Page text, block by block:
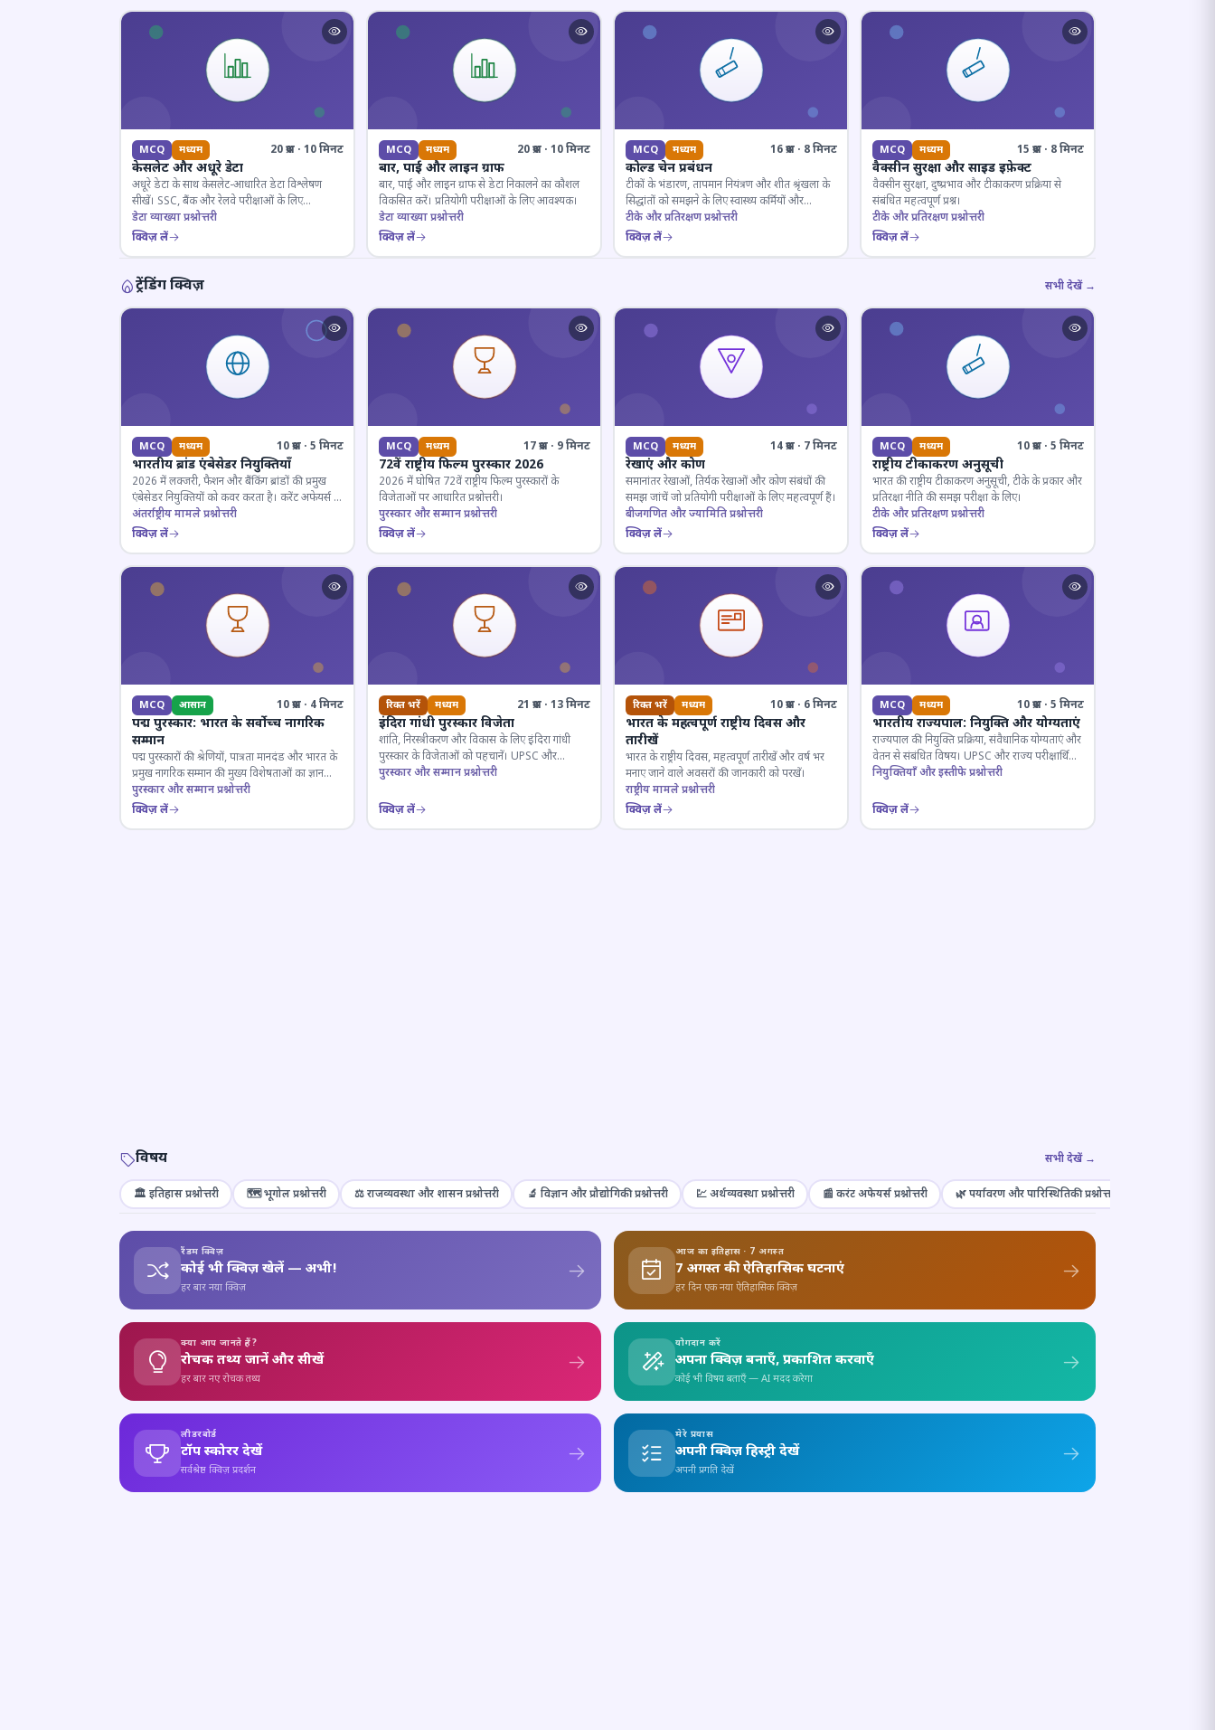
MCQ मध्यम 20 प्रश्न · 10 मिनट
केसलेट और अधूरे डेटा
अधूरे डेटा के साथ केसलेट-आधारित डेटा विश्लेषण
सीखें। SSC, बैंक और रेलवे परीक्षाओं के लिए
महत्वपूर्ण।
डेटा व्याख्या प्रश्नोत्तरी
क्विज़ लें
MCQ मध्यम 20 प्रश्न · 10 मिनट
बार, पाई और लाइन ग्राफ
बार, पाई और लाइन ग्राफ से डेटा निकालने का कौशल
विकसित करें। प्रतियोगी परीक्षाओं के लिए आवश्यक।
डेटा व्याख्या प्रश्नोत्तरी
क्विज़ लें
MCQ मध्यम 16 प्रश्न · 8 मिनट
कोल्ड चेन प्रबंधन
टीकों के भंडारण, तापमान नियंत्रण और शीत श्रृंखला के
सिद्धांतों को समझने के लिए स्वास्थ्य कर्मियों और
परीक्षार्थियों के लिए महत्वपूर्ण।
टीके और प्रतिरक्षण प्रश्नोत्तरी
क्विज़ लें
MCQ मध्यम 15 प्रश्न · 8 मिनट
वैक्सीन सुरक्षा और साइड इफ़ेक्ट
वैक्सीन सुरक्षा, दुष्प्रभाव और टीकाकरण प्रक्रिया से
संबंधित महत्वपूर्ण प्रश्न।
टीके और प्रतिरक्षण प्रश्नोत्तरी
क्विज़ लें
ट्रेंडिंग क्विज़ सभी देखें →
MCQ मध्यम 10 प्रश्न · 5 मिनट
भारतीय ब्रांड एंबेसेडर नियुक्तियाँ
2026 में लक्जरी, फैशन और बैंकिंग ब्रांडों की प्रमुख
एंबेसेडर नियुक्तियों को कवर करता है। करेंट अफेयर्स के
लिए जरूरी।
अंतर्राष्ट्रीय मामले प्रश्नोत्तरी
क्विज़ लें
MCQ मध्यम 17 प्रश्न · 9 मिनट
72वें राष्ट्रीय फिल्म पुरस्कार 2026
2026 में घोषित 72वें राष्ट्रीय फिल्म पुरस्कारों के
विजेताओं पर आधारित प्रश्नोत्तरी।
पुरस्कार और सम्मान प्रश्नोत्तरी
क्विज़ लें
MCQ मध्यम 14 प्रश्न · 7 मिनट
रेखाएं और कोण
समानांतर रेखाओं, तिर्यक रेखाओं और कोण संबंधों की
समझ जांचें जो प्रतियोगी परीक्षाओं के लिए महत्वपूर्ण हैं।
बीजगणित और ज्यामिति प्रश्नोत्तरी
क्विज़ लें
MCQ मध्यम 10 प्रश्न · 5 मिनट
राष्ट्रीय टीकाकरण अनुसूची
भारत की राष्ट्रीय टीकाकरण अनुसूची, टीके के प्रकार और
प्रतिरक्षा नीति की समझ परीक्षा के लिए।
टीके और प्रतिरक्षण प्रश्नोत्तरी
क्विज़ लें
MCQ आसान 10 प्रश्न · 4 मिनट
पद्म पुरस्कार: भारत के सर्वोच्च नागरिक
सम्मान
पद्म पुरस्कारों की श्रेणियों, पात्रता मानदंड और भारत के
प्रमुख नागरिक सम्मान की मुख्य विशेषताओं का ज्ञान
परखें।
पुरस्कार और सम्मान प्रश्नोत्तरी
क्विज़ लें
रिक्त भरें मध्यम 21 प्रश्न · 13 मिनट
इंदिरा गांधी पुरस्कार विजेता
शांति, निरस्त्रीकरण और विकास के लिए इंदिरा गांधी
पुरस्कार के विजेताओं को पहचानें। UPSC और
प्रतियोगी परीक्षाओं के लिए महत्वपूर्ण।
पुरस्कार और सम्मान प्रश्नोत्तरी
क्विज़ लें
रिक्त भरें मध्यम 10 प्रश्न · 6 मिनट
भारत के महत्वपूर्ण राष्ट्रीय दिवस और
तारीखें
भारत के राष्ट्रीय दिवस, महत्वपूर्ण तारीखें और वर्ष भर
मनाए जाने वाले अवसरों की जानकारी को परखें।
राष्ट्रीय मामले प्रश्नोत्तरी
क्विज़ लें
MCQ मध्यम 10 प्रश्न · 5 मिनट
भारतीय राज्यपाल: नियुक्ति और योग्यताएं
राज्यपाल की नियुक्ति प्रक्रिया, संवैधानिक योग्यताएं और
वेतन से संबंधित विषय। UPSC और राज्य परीक्षार्थियों
के लिए महत्वपूर्ण।
नियुक्तियाँ और इस्तीफे प्रश्नोत्तरी
क्विज़ लें
विषय सभी देखें →
🏛️ इतिहास प्रश्नोत्तरी 🗺️ भूगोल प्रश्नोत्तरी ⚖️ राजव्यवस्था और शासन प्रश्नोत्तरी 🔬 विज्ञान और प्रौद्योगिकी प्रश्नोत्तरी 💹 अर्थव्यवस्था प्रश्नोत्तरी 📰 करंट अफेयर्स प्रश्नोत्तरी 🌿 पर्यावरण और पारिस्थितिकी प्रश्नोत्तरी
रैंडम क्विज़
कोई भी क्विज़ खेलें — अभी!
हर बार नया क्विज़
आज का इतिहास · 7 अगस्त
7 अगस्त की ऐतिहासिक घटनाएं
हर दिन एक नया ऐतिहासिक क्विज़
क्या आप जानते हैं?
रोचक तथ्य जानें और सीखें
हर बार नए रोचक तथ्य
योगदान करें
अपना क्विज़ बनाएँ, प्रकाशित करवाएँ
कोई भी विषय बताएँ — AI मदद करेगा
लीडरबोर्ड
टॉप स्कोरर देखें
सर्वश्रेष्ठ क्विज़ प्रदर्शन
मेरे प्रयास
अपनी क्विज़ हिस्ट्री देखें
अपनी प्रगति देखें